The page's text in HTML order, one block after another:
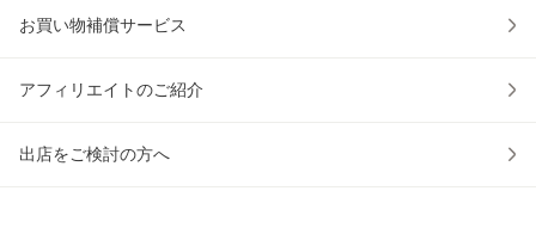
お買い物補償サービス
アフィリエイトのご紹介
出店をご検討の方へ